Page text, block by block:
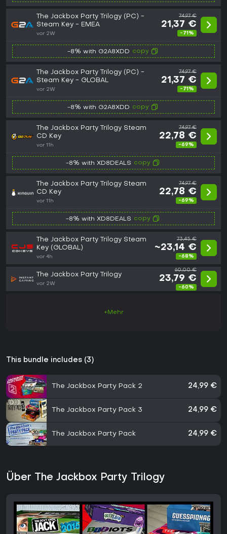
The Jackbox Party Trilogy (PC) -
Steam Key - EMEA
vor 2W
74,97 €
21,37 €
-71%
-8% with G2A8XDD copy
The Jackbox Party Trilogy (PC) -
Steam Key - GLOBAL
vor 2W
74,97 €
21,37 €
-71%
-8% with G2A8XDD copy
The Jackbox Party Trilogy Steam
CD Key
vor 11h
74,97 €
22,78 €
-69%
-8% with XD8DEALS copy
The Jackbox Party Trilogy Steam
CD Key
vor 11h
74,97 €
22,78 €
-69%
-8% with XD8DEALS copy
The Jackbox Party Trilogy Steam
Key (GLOBAL)
vor 4h
73,45 €
~23,14 €
-68%
The Jackbox Party Trilogy
vor 2W
60,00 €
23,79 €
-60%
+Mehr
This bundle includes (3)
The Jackbox Party Pack 2 24,99 €
The Jackbox Party Pack 3 24,99 €
The Jackbox Party Pack 24,99 €
Über The Jackbox Party Trilogy